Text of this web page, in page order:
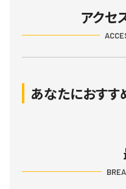
アクセ
あなたにおすす